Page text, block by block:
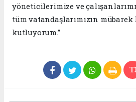
yöneticilerimize ve
tüm vatandaşlarımızın mübarek
kutluyorum.”